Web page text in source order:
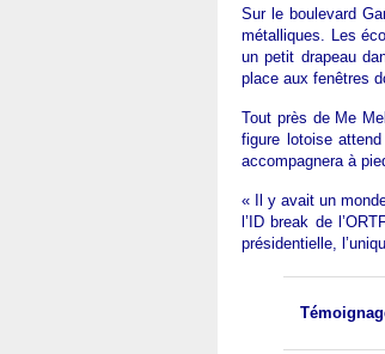
Sur le boulevard
métalliques. Les
un petit drapeau
place aux fenêtres
Tout près de Me
figure lotoise
accompagnera à
« Il y avait un
l’ID break de
présidentielle,